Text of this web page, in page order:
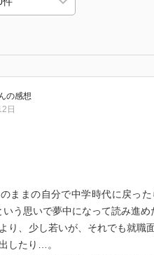
の感想
日
ままの自分で中学時代に戻っ
いう思いで夢中になって読み進め
り、少し若いが、それでも就職
したり…。